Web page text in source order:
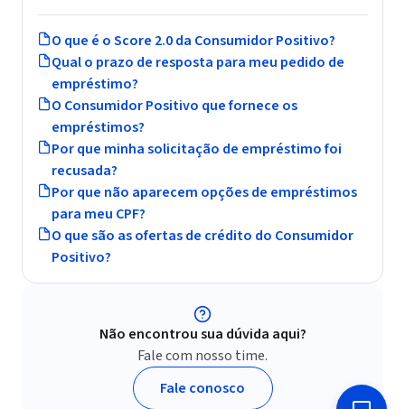
Baixe o app e monitore grátis seu CPF
A Acordo Certo em conjunto com a Consumidor Positivo
um aplicativo para você transformar sua relação com suas
Veja todas as suas dívidas negativadas e quem
consultou seu CPF de graça.
O que é o Score 2.0 da Consumidor Positivo?
Qual o prazo de resposta para meu pedido de
empréstimo?
O Consumidor Positivo que fornece os
empréstimos?
Por que minha solicitação de empréstimo foi
recusada?
Por que não aparecem opções de empréstimos
para meu CPF?
O que são as ofertas de crédito do Consumidor
Positivo?
Não encontrou sua dúvida aqui?
Fale com nosso time.
Fale conosco